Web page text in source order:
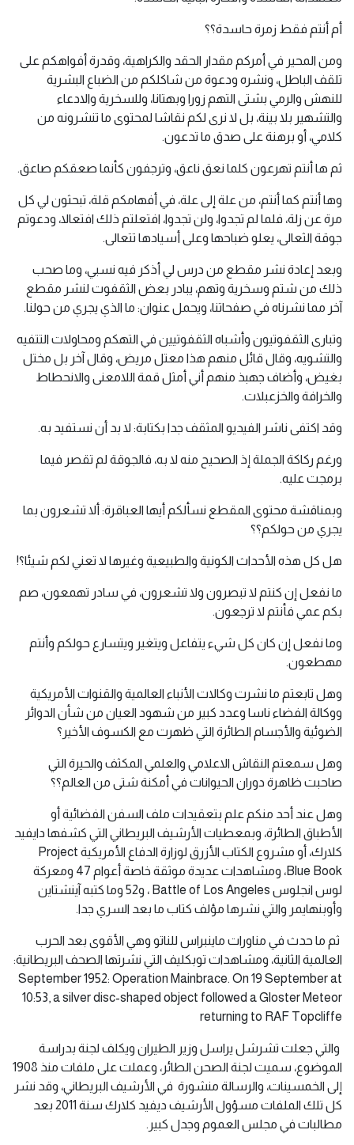
أم أنتم فقط زمرة حاسدة؟؟
ومن المحير في أمركم مقدار الحقد والكراهية، وقدرة أفواهكم على
تلقف الباطل، ونشره ودعوة من شاكلكم من الضباع البشرية
للنهش والرمي بشتى التهم زورا وبهتانا، وللسخرية والادعاء
والتشهير بلا بينة، بل لا نرى لكم نقاشا لمحتوى ما تنشرونه من
كلامي، أو برهنة على صدق ما تدعون.
ثم ها أنتم تهرعون كلما نعق ناعق، وترجفون كأنما صعقكم صاعق.
وها أنتم كما أنتم، من علة إلى علة، في أفهامكم قلة، تبحثون لي كل
مرة عن زلة، فلما لم تجدوا، ولن تجدوا، افتعلتم ذلك افتعالا، ودعوتم
جوقة الثعالى، يعلو ضباحها وعلى أسيادها تتعالى.
وبعد إعادة نشر مقطع من درس لي أذكر فيه نسبي، وما صحب
ذلك من شتم وسخرية وتهم، يبادر بعض الثقفوت لنشر مقطع
آخر مما نشرناه في صفحاتنا، ويحمل عنوان: ما الذي يجري من حولنا.
وتبارى الثقفوتيون وأشباه الثقفوتيين في التهكم ومحاولات التتفيه
والتشويه، وقال قائل منهم هذا معتل مريض، وقال آخر بل مختل
بغيض، وأضاف جهبذ منهم أني أمثل قمة اللامعنى والانحطاط
والخرافة والخزعبلات.
وقد اكتفى ناشر الفيديو المثقف جدا بكتابة: لا بد أن نستفيد به.
ورغم ركاكة الجملة إذ الصحيح منه لا به، فالجوقة لم تقصر فيما
برمجت عليه.
وبمناقشة محتوى المقطع نسألكم أيها العباقرة: ألا تشعرون بما
يجري من حولكم؟؟
هل كل هذه الأحداث الكونية والطبيعية وغيرها لا تعني لكم شيئا؟!
ما نفعل إن كنتم لا تبصرون ولا تشعرون، في سادر تهمعون، صم
بكم عمي فأنتم لا ترجعون.
وما نفعل إن كان كل شيء يتفاعل ويتغير ويتسارع حولكم وأنتم
مهطعون.
وهل تابعتم ما نشرت وكالات الأنباء العالمية والقنوات الأمريكية
ووكالة الفضاء ناسا وعدد كبير من شهود العيان من شأن الدوائر
الضوئية والأجسام الطائرة التي ظهرت مع الكسوف الأخير؟
وهل سمعتم النقاش الاعلامي والعلمي المكثف والحيرة التي
صاحبت ظاهرة دوران الحيوانات في أمكنة شتى من العالم؟؟
وهل عند أحد منكم علم بتعقيدات ملف السفن الفضائية أو
الأطباق الطائرة، وبمعطيات الأرشيف البريطاني التي كشفها دايفيد
كلارك، أو مشروع الكتاب الأزرق لوزارة الدفاع الأمريكية Project
Blue Book، ومشاهدات عديدة موثقة خاصة أعوام 47 ومعركة
لوس انجلوس Battle of Los Angeles ، و52 وما كتبه آينشتاين
وأوبنهايمر والتي نشرها مؤلف كتاب ما بعد السري جدا.
ثم ما حدث في مناورات ماينبراس للناتو وهي الأقوى بعد الحرب
العالمية الثانية، ومشاهدات توبكليف التي نشرتها الصحف البريطانية:
September 1952: Operation Mainbrace. On 19 September at
10:53, a silver disc-shaped object followed a Gloster Meteor
returning to RAF Topcliffe
والتي جعلت تشرشل يراسل وزير الطيران ويكلف لجنة بدراسة
الموضوع، سميت لجنة الصحن الطائر، وعملت على ملفات منذ 1908
إلى الخمسينات، والرسالة منشورة في الأرشيف البريطاني، وقد نشر
كل تلك الملفات مسؤول الأرشيف ديفيد كلارك سنة 2011 بعد
مطالبات في مجلس العموم وجدل كبير.